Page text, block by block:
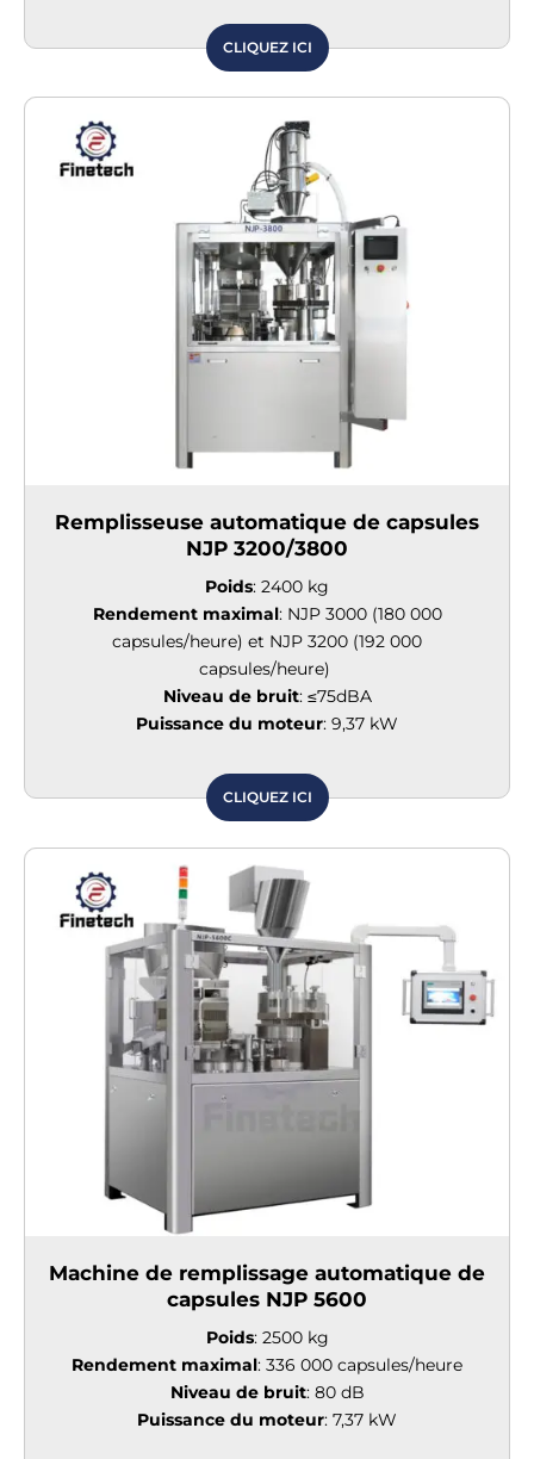
CLIQUEZ ICI
Remplisseuse automatique de capsules
NJP 3200/3800
Poids: 2400 kg
Rendement maximal: NJP 3000 (180 000
capsules/heure) et NJP 3200 (192 000
capsules/heure)
Niveau de bruit: ≤75dBA
Puissance du moteur: 9,37 kW
CLIQUEZ ICI
Machine de remplissage automatique de
capsules NJP 5600
Poids: 2500 kg
Rendement maximal: 336 000 capsules/heure
Niveau de bruit: 80 dB
Puissance du moteur: 7,37 kW